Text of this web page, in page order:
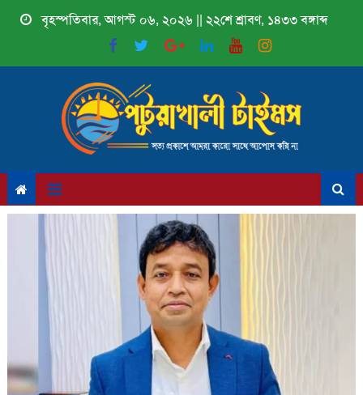
Skip
বৃহস্পতিবার, আগস্ট ০৬, ২০২৬ || ২২শে শ্রাবণ, ১৪৩৩ বঙ্গাব্দ